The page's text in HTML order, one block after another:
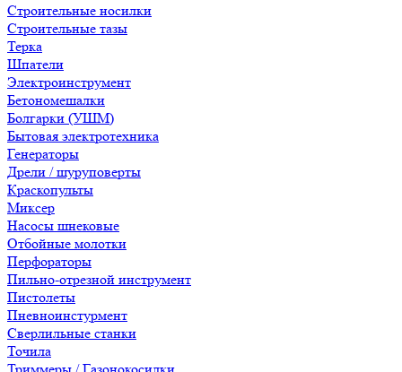
Строительные носилки
Строительные тазы
Терка
Шпатели
Электроинструмент
Бетономешалки
Болгарки (УШМ)
Бытовая электротехника
Генераторы
Дрели / шуруповерты
Краскопульты
Миксер
Насосы шнековые
Отбойные молотки
Перфораторы
Пильно-отрезной инструмент
Пистолеты
Пневноинстурмент
Сверлильные станки
Точила